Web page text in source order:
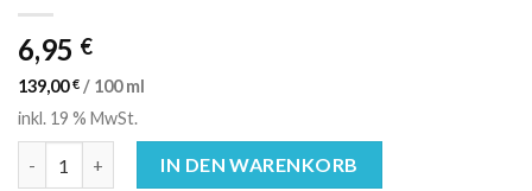
6,95 €
139,00€ / 100 ml
inkl. 19 % MwSt.
IN DEN WARENKORB